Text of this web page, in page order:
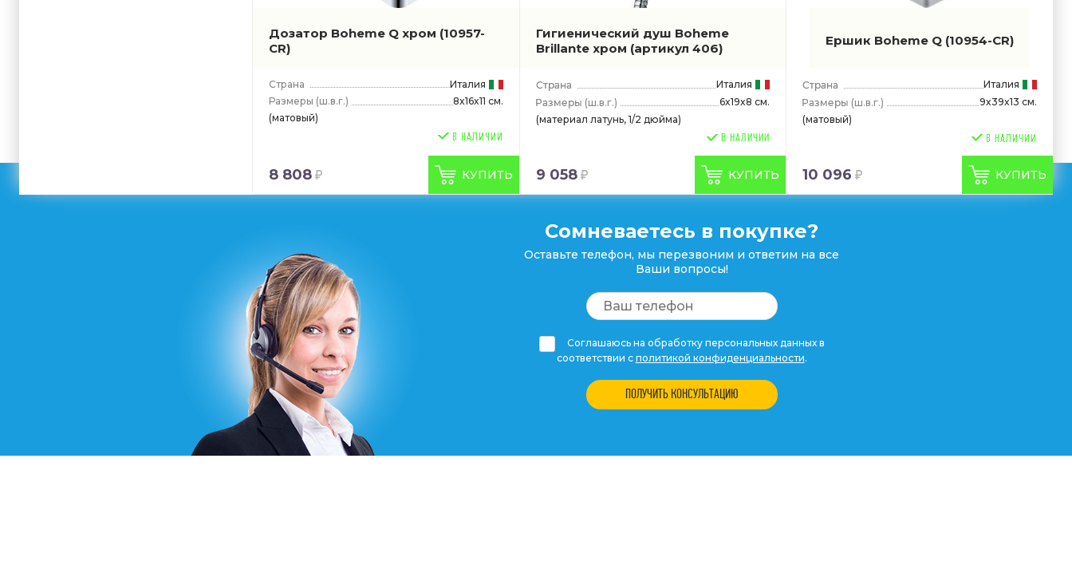
Дозатор Boheme Q хром (10957-
CR)
Страна
Италия
Размеры (ш.в.г.)
8x16x11 см.
(матовый)
8 808 КУПИТЬ
Гигиенический душ Boheme
Brillante хром (артикул 406)
Италия
(ш.в.г.)
6x19x8 см.
(материал латунь, 1/2 дюйма)
В НАЛИЧИИ
9 058 КУПИТЬ
Ершик Boheme Q (10954-CR)
Италия
(ш.в.г.)
9x39x13 см.
(матовый)
10 096 КУПИТЬ
Сомневаетесь в покупке?
Оставьте телефон, мы перезвоним и ответим на все
Ваши вопросы!
Соглашаюсь на обработку персональных данных в
соответствии с политикой конфиденциальности.
ПОЛУЧИТЬ КОНСУЛЬТАЦИЮ